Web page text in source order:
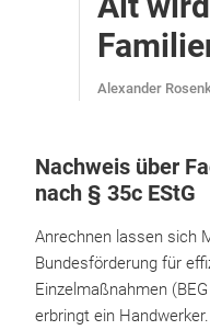
Alexander
Nachweis über
nach § 35c EStG
Anrechnen lassen sich
Bundesförderung für
Einzelmaßnahmen
erbringt ein